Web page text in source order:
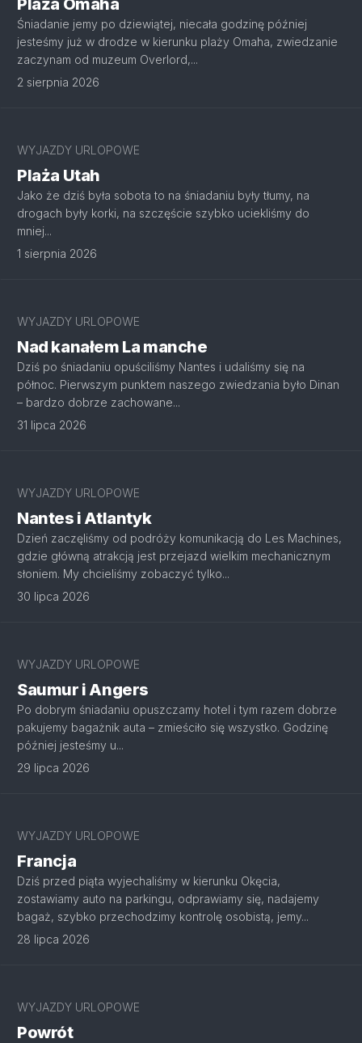
Plaża Omaha
Śniadanie jemy po dziewiątej, niecała godzinę później
jesteśmy już w drodze w kierunku plaży Omaha, zwiedzanie
zaczynam od muzeum Overlord,...
2 sierpnia 2026
WYJAZDY URLOPOWE
Plaża Utah
Jako że dziś była sobota to na śniadaniu były tłumy, na
drogach były korki, na szczęście szybko uciekliśmy do
mniej...
1 sierpnia 2026
WYJAZDY URLOPOWE
Nad kanałem La manche
Dziś po śniadaniu opuściliśmy Nantes i udaliśmy się na
północ. Pierwszym punktem naszego zwiedzania było Dinan
– bardzo dobrze zachowane...
31 lipca 2026
WYJAZDY URLOPOWE
Nantes i Atlantyk
Dzień zaczęliśmy od podróży komunikacją do Les Machines,
gdzie główną atrakcją jest przejazd wielkim mechanicznym
słoniem. My chcieliśmy zobaczyć tylko...
30 lipca 2026
WYJAZDY URLOPOWE
Saumur i Angers
Po dobrym śniadaniu opuszczamy hotel i tym razem dobrze
pakujemy bagażnik auta – zmieściło się wszystko. Godzinę
później jesteśmy u...
29 lipca 2026
WYJAZDY URLOPOWE
Francja
Dziś przed piąta wyjechaliśmy w kierunku Okęcia,
zostawiamy auto na parkingu, odprawiamy się, nadajemy
bagaż, szybko przechodzimy kontrolę osobistą, jemy...
28 lipca 2026
WYJAZDY URLOPOWE
Powrót